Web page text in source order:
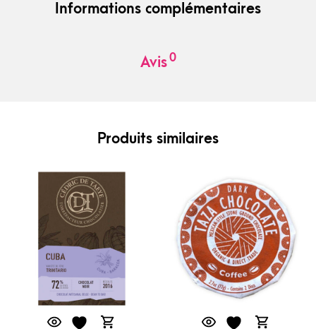
Informations complémentaires
Avis0
Produits similaires